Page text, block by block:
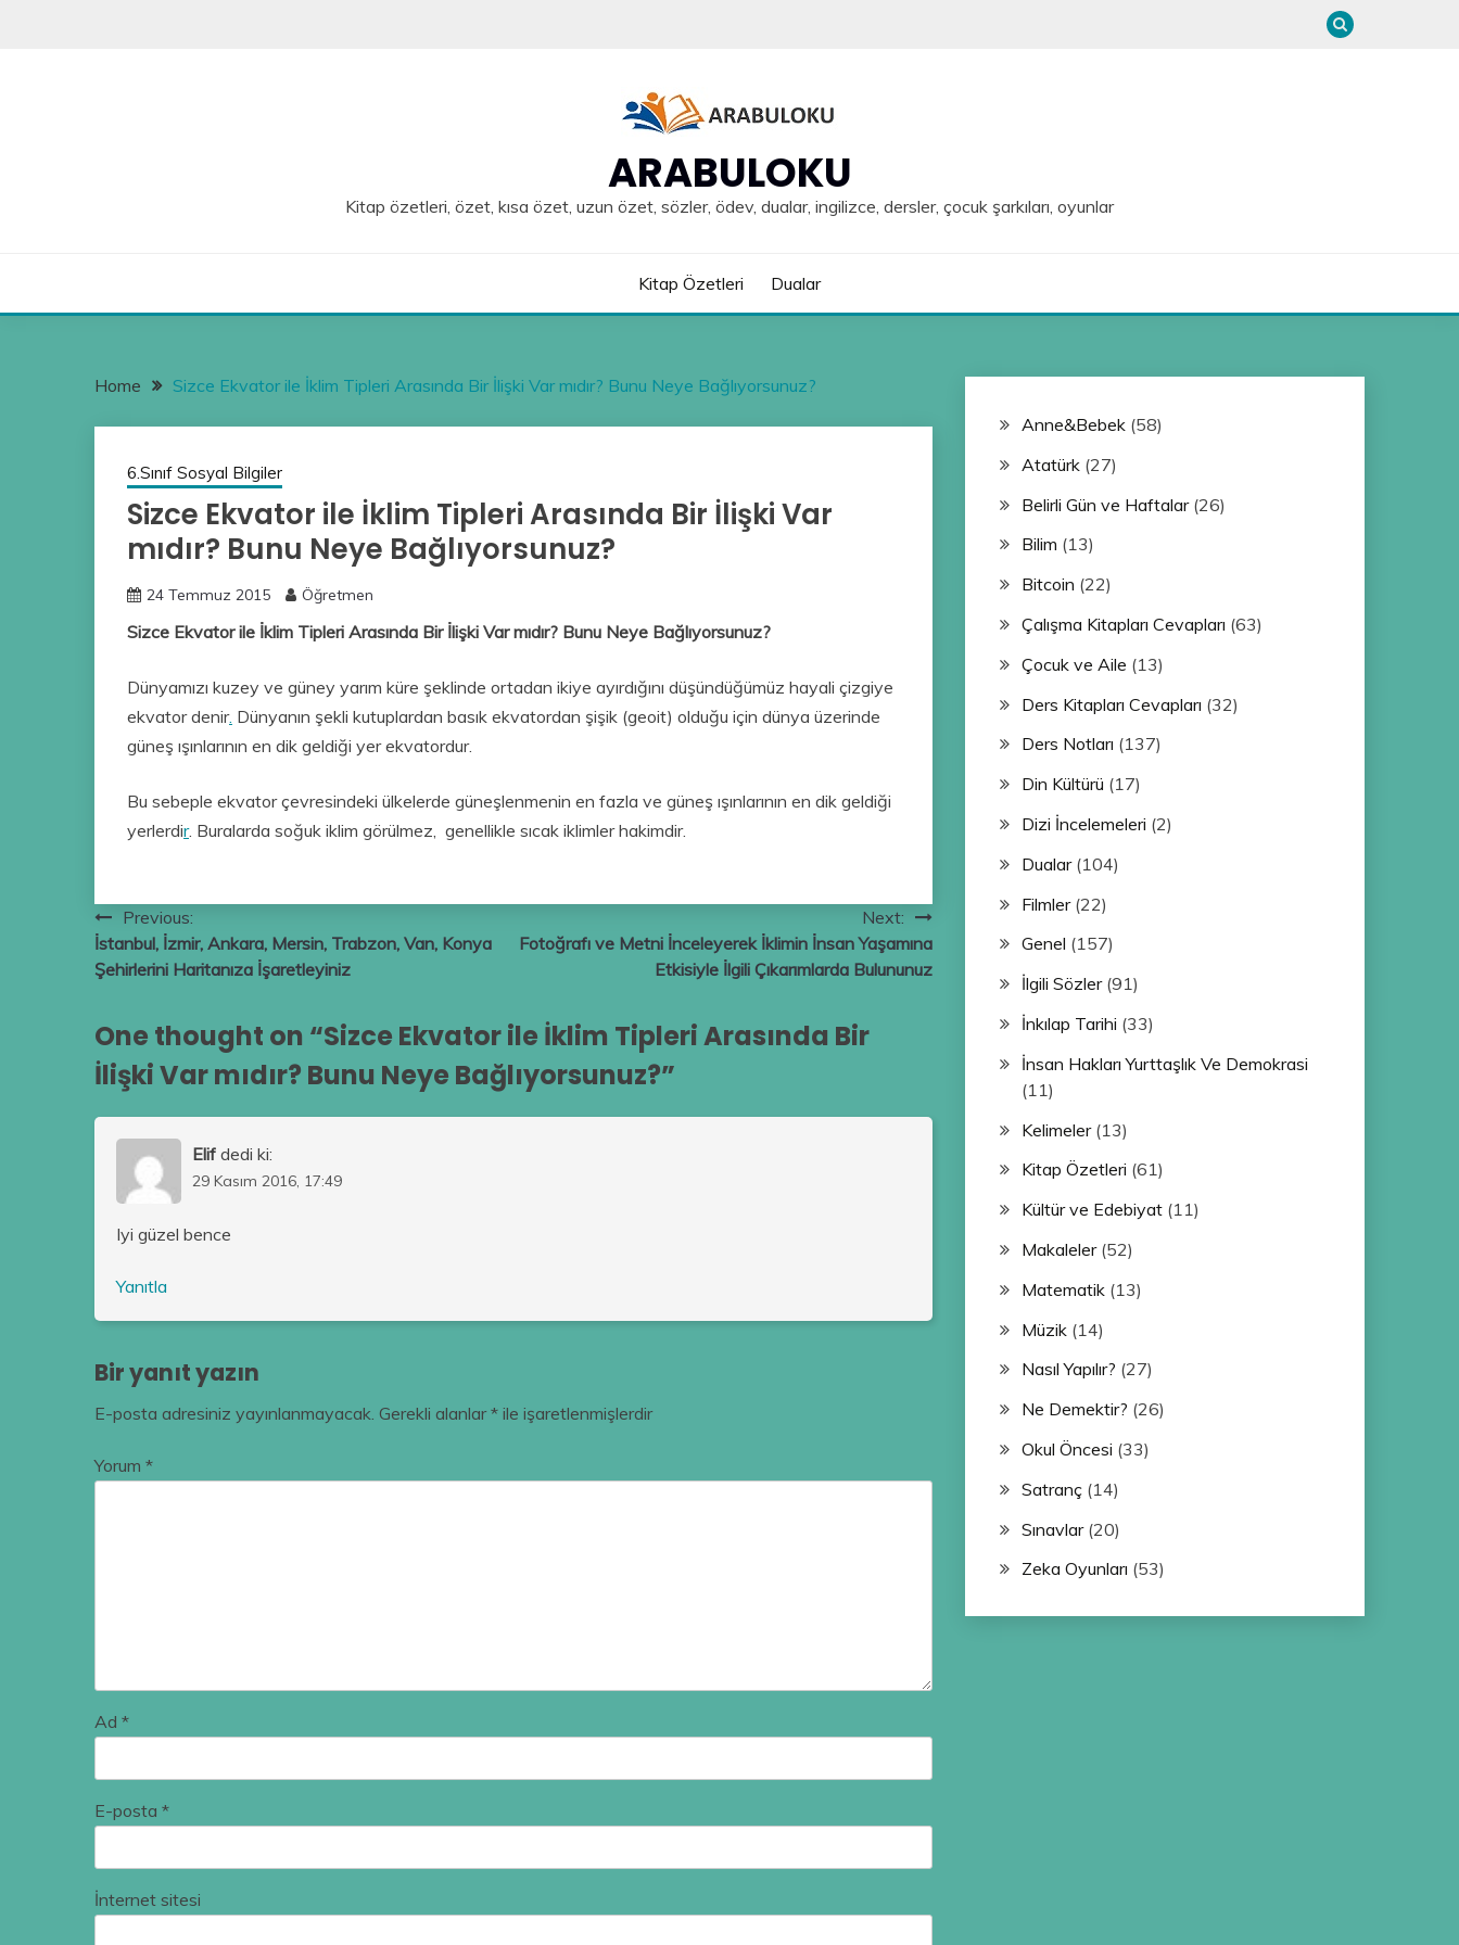
ARABULOKU
Kitap özetleri, özet, kısa özet, uzun özet, sözler, ödev, dualar, ingilizce, dersler, çocuk şarkıları, oyunlar
Kitap Özetleri Dualar
Home Sizce Ekvator ile İklim Tipleri Arasında Bir İlişki Var mıdır? Bunu Neye Bağlıyorsunuz?
6.Sınıf Sosyal Bilgiler
Sizce Ekvator ile İklim Tipleri Arasında Bir İlişki Var
mıdır? Bunu Neye Bağlıyorsunuz?
24 Temmuz 2015 Öğretmen
Sizce Ekvator ile İklim Tipleri Arasında Bir İlişki Var mıdır? Bunu Neye Bağlıyorsunuz?
Dünyamızı kuzey ve güney yarım küre şeklinde ortadan ikiye ayırdığını düşündüğümüz hayali çizgiye
ekvator denir. Dünyanın şekli kutuplardan basık ekvatordan şişik (geoit) olduğu için dünya üzerinde
güneş ışınlarının en dik geldiği yer ekvatordur.
Bu sebeple ekvator çevresindeki ülkelerde güneşlenmenin en fazla ve güneş ışınlarının en dik geldiği
yerlerdir. Buralarda soğuk iklim görülmez, genellikle sıcak iklimler hakimdir.
Yazı
gezinmesi
Previous:
İstanbul, İzmir, Ankara, Mersin, Trabzon, Van, Konya
Şehirlerini Haritanıza İşaretleyiniz
Next:
Fotoğrafı ve Metni İnceleyerek İklimin İnsan Yaşamına
Etkisiyle İlgili Çıkarımlarda Bulununuz
One thought on “Sizce Ekvator ile İklim Tipleri Arasında Bir
İlişki Var mıdır? Bunu Neye Bağlıyorsunuz?”
Elif dedi ki:
29 Kasım 2016, 17:49
Iyi güzel bence
Yanıtla
Bir yanıt yazın
E-posta adresiniz yayınlanmayacak. Gerekli alanlar* ile işaretlenmişlerdir
Yorum *
Ad *
E-posta *
İnternet sitesi
Anne&Bebek(58)
Atatürk(27)
Belirli Gün ve Haftalar(26)
Bilim (13)
Bitcoin (22)
Çalışma Kitapları Cevapları (63)
Çocuk ve Aile (13)
Ders Kitapları Cevapları (32)
Ders Notları (137)
Din Kültürü (17)
Dizi İncelemeleri (2)
Dualar(104)
Filmler(22)
Genel (157)
İlgili Sözler(91)
İnkılap Tarihi (33)
İnsan Hakları Yurttaşlık Ve Demokrasi
(11)
Kelimeler(13)
Kitap Özetleri (61)
Kültür ve Edebiyat(11)
Makaleler(52)
Matematik(13)
Müzik(14)
Nasıl Yapılır? (27)
Ne Demektir? (26)
Okul Öncesi (33)
Satranç(14)
Sınavlar(20)
Zeka Oyunları (53)